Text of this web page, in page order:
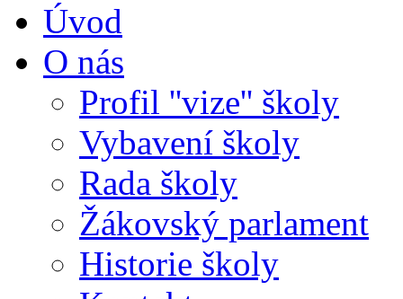
Úvod
O nás
Profil ''vize'' školy
Vybavení školy
Rada školy
Žákovský parlament
Historie školy